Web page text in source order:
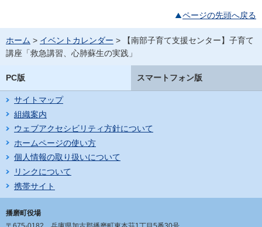
ページの先頭へ戻る
ホーム > イベントカレンダー > 【南部子育て支援センター】子育て
講座「救急講習、心肺蘇生の実践」
PC版 スマートフォン版
サイトマップ
組織案内
ウェブアクセシビリティ方針について
ホームページの使い方
個人情報の取り扱いについて
リンクについて
携帯サイト
播磨町役場